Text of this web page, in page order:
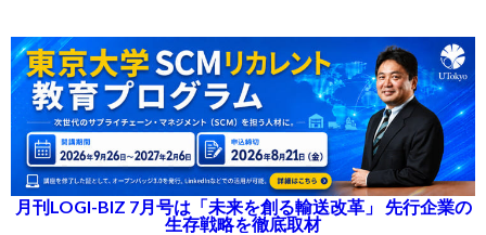
月刊LOGI-BIZ 7月号は「未来を創る輸送改革」 先行企業の
生存戦略を徹底取材